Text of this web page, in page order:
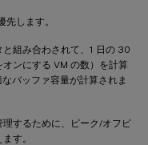
します。
組み合わされて、1 日の 30
ンにする VM の数）を計算
バッファ容量が計算されま
するために、ピーク/オフピ
す。